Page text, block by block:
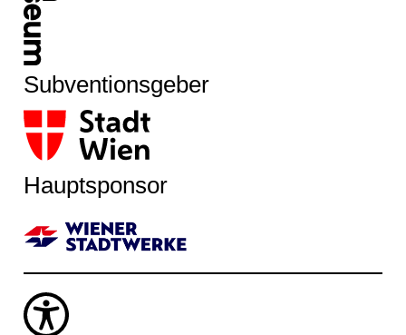
Subventionsgeber
Hauptsponsor